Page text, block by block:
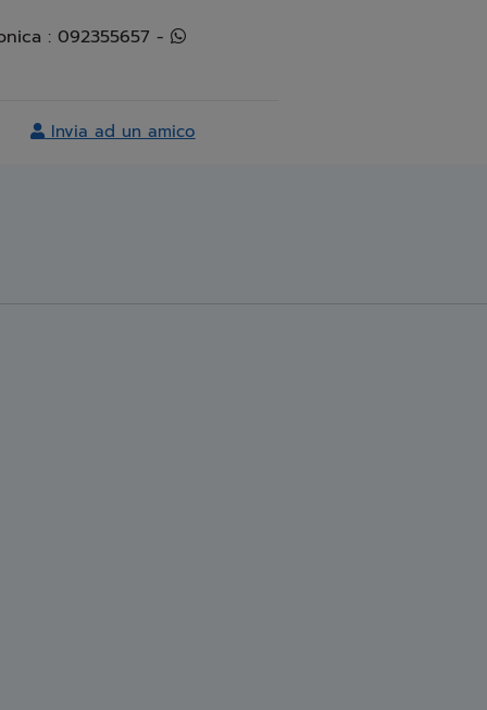
Info e assistenza telefonica : 092355657 -
Invia ad un amico